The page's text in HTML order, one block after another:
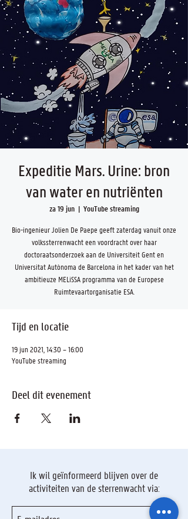
Expeditie Mars. Urine: bron
van water en nutriënten
za 19 jun
  |
YouTube streaming
Bio-ingenieur Jolien De Paepe geeft zaterdag vanuit onze
volkssterrenwacht een voordracht over haar
doctoraatsonderzoek aan de Universiteit Gent en
Universitat Autònoma de Barcelona in het kader van het
ambitieuze MELiSSA programma van de Europese
Ruimtevaartorganisatie ESA.
Tijd en locatie
19 jun 2021, 14:30 – 16:00
YouTube streaming
Deel dit evenement
Ik wil geïnformeerd blijven over de
activiteiten van de sterrenwacht via: